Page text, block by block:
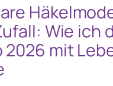
Wie ich
2026 mit